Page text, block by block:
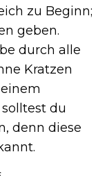
zu Beginn;
geben.
durch alle
Kratzen
du
denn diese